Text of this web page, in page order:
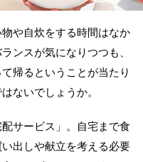
や自炊をする時間はなか
ンスが気になりつつも、
帰るということが当たり
ないでしょうか。
サービス」。自宅まで食
出しや献立を考える必要